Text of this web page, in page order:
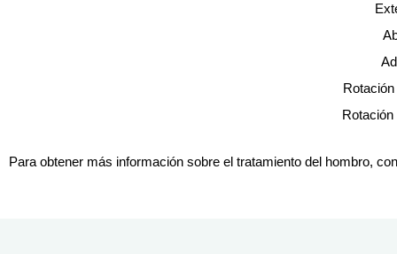
Para obtener más información sobre el tratamiento del hombro,